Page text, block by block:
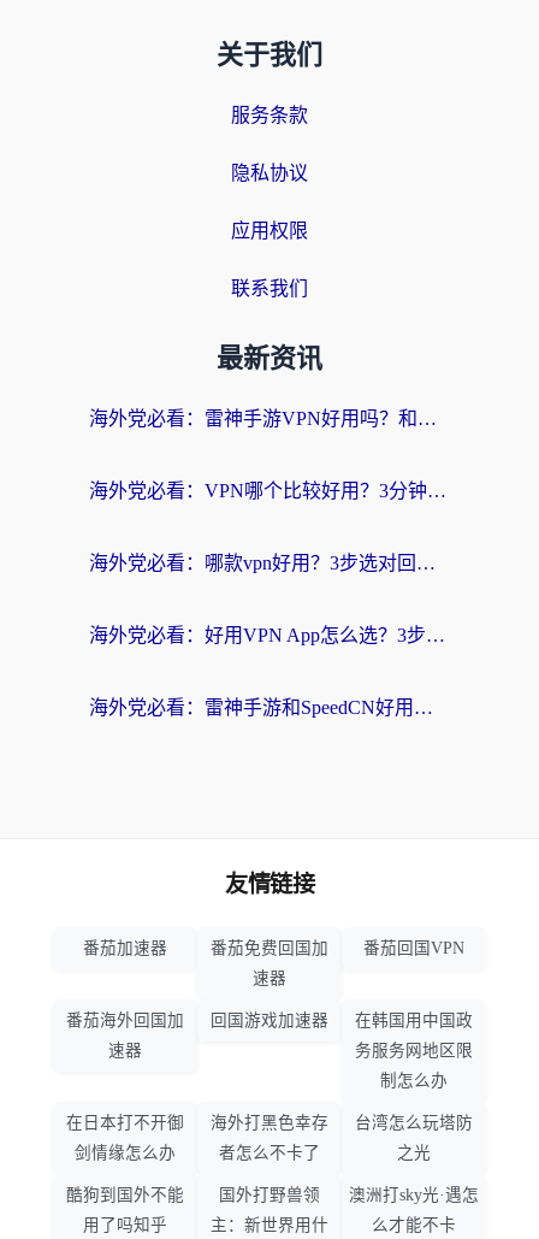
关于我们
服务条款
隐私协议
应用权限
联系我们
最新资讯
海外党必看：雷神手游VPN好用吗？和天速回国VPN对比哪个回国效果更好？附实用加速器选择指南
海外党必看：VPN哪个比较好用？3分钟找到适合你的回国加速方案
海外党必看：哪款vpn好用？3步选对回国加速器，无缝刷剧玩游戏
海外党必看：好用VPN App怎么选？3步教你无缝访问国内资源
海外党必看：雷神手游和SpeedCN好用吗？3招选对回国加速器无缝刷国内资源
友情链接
番茄加速器
番茄免费回国加
速器
番茄回国VPN
番茄海外回国加
速器
回国游戏加速器
在韩国用中国政
务服务网地区限
制怎么办
在日本打不开御
剑情缘怎么办
海外打黑色幸存
者怎么不卡了
台湾怎么玩塔防
之光
酷狗到国外不能
用了吗知乎
国外打野兽领
主：新世界用什
澳洲打sky光·遇怎
么才能不卡